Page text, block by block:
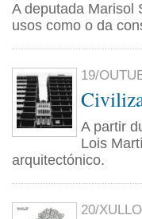
A deputada Marisol
usos como o da
19/
A partir
Lois
arquitectónico.
20/